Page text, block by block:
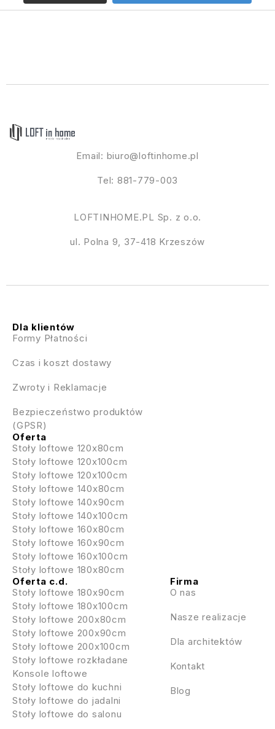
Email: biuro@loftinhome.pl
Tel: 881-779-003
LOFTINHOME.PL Sp. z o.o.
ul. Polna 9, 37-418 Krzeszów
Firma
O nas
Nasze realizacje
Dla architektów
Kontakt
Blog
Dla klientów
Formy Płatności
Czas i koszt dostawy
Zwroty i Reklamacje
Bezpieczeństwo produktów
(GPSR)
Oferta
Stoły loftowe 120x80cm
Stoły loftowe 120x100cm
Stoły loftowe 120x100cm
Stoły loftowe 140x80cm
Stoły loftowe 140x90cm
Stoły loftowe 140x100cm
Stoły loftowe 160x80cm
Stoły loftowe 160x90cm
Stoły loftowe 160x100cm
Stoły loftowe 180x80cm
Oferta c.d.
Stoły loftowe 180x90cm
Stoły loftowe 180x100cm
Stoły loftowe 200x80cm
Stoły loftowe 200x90cm
Stoły loftowe 200x100cm
Stoły loftowe rozkładane
Konsole loftowe
Stoły loftowe do kuchni
Stoły loftowe do jadalni
Stoły loftowe do salonu